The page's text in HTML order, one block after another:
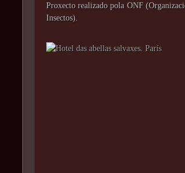
Proxecto realizado pola ONF
Insectos).